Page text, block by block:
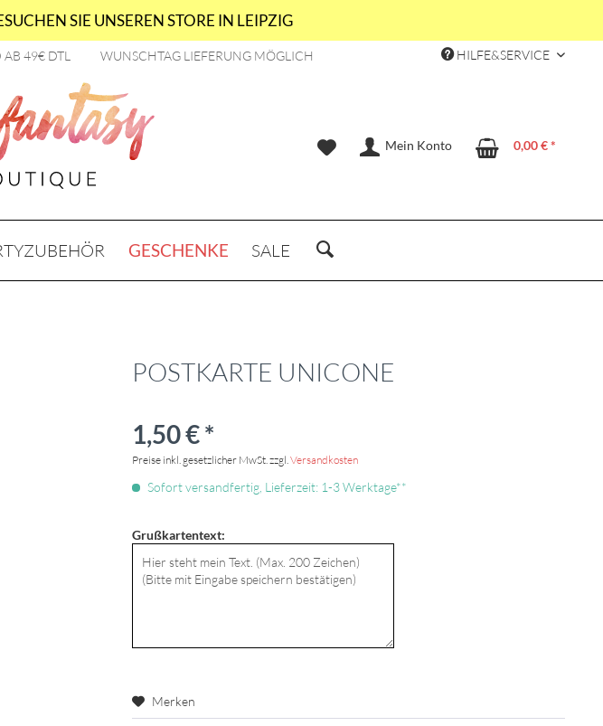
SIE UNSEREN STORE IN LEIPZIG
AB 49€ DTL WUNSCHTAG LIEFERUNG MÖGLICH HILFE&SERVICE
Mein Konto 0,00 € *
GESCHENKE SALE
POSTKARTE UNICONE
1,50 € *
Preise inkl. gesetzlicher MwSt. zzgl.Versandkosten
Sofort versandfertig, Lieferzeit: 1-3 Werktage**
Grußkartentext:
Merken